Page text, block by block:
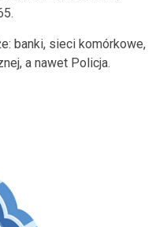
banki, sieci komórkowe,
a nawet Policja.